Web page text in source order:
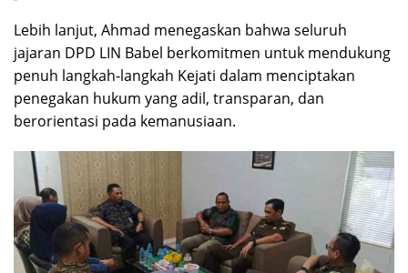
Lebih lanjut, Ahmad menegaskan bahwa seluruh
jajaran DPD LIN Babel berkomitmen untuk mendukung
penuh langkah-langkah Kejati dalam menciptakan
penegakan hukum yang adil, transparan, dan
berorientasi pada kemanusiaan.